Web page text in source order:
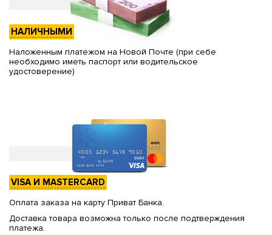
НАЛИЧНЫМИ
Наложенным платежом на Новой Почте (при себе
необходимо иметь паспорт или водительское
удостоверение)
VISA И MASTERCARD
Оплата заказа на карту Приват Банка.
Доставка товара возможна только после подтверждения
платежа.